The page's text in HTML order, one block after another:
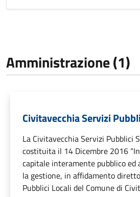
Amministrazione (1)
Civitavecchia Servizi
La Civitavecchia Servizi Pubblici
costituita il 14 Dicembre 2016
capitale interamente pubblico ed
la gestione, in affidamento
Pubblici Locali del Comune di